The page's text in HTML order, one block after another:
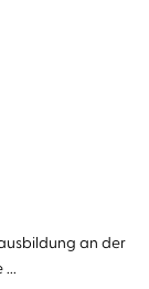
an der